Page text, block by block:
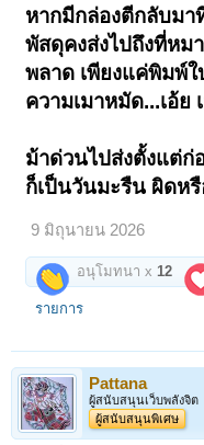
หากมีกล่องตีกลับมา
พัสดุคงส่งไปถึงที่หม
พลาด เพียงแค่พิมพ์
ความเมาหมัด...เอ้ย
ม้าด่วนไปส่งตั้งแต่ก่
ก็เป็นวันมะรืน ผิดหรื
9 มิถุนายน 2026
อนุโมทนา x12
รายการ
Pattana
ผู้สนับสนุนเว็บพลังจิต
ผู้สนับสนุนพิเศษ